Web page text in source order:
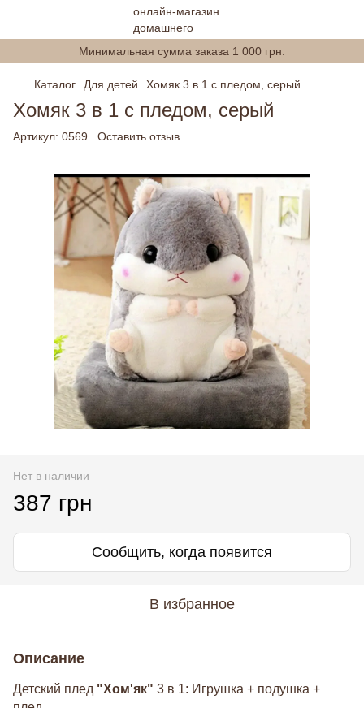
Минимальная сумма заказа 1 000 грн.
Каталог Для детей Хомяк 3 в 1 с пледом, серый
Хомяк 3 в 1 с пледом, серый
Артикул: 0569 Оставить отзыв
Нет в наличии
387 грн
Сообщить, когда появится
В избранное
Описание
Детский плед "Хом'як" 3 в 1: Игрушка + подушка +